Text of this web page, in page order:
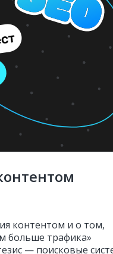
контентом и о том,
больше трафика»
— поисковые